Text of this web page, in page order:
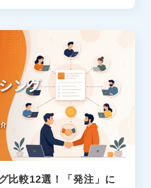
比較12選！「発注」に